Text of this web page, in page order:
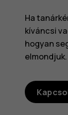
Ha
kíváncsi
hogyan
elmondjuk.